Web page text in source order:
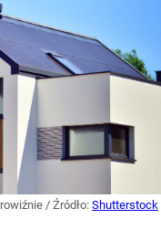
/ Źródło: Shutterstock